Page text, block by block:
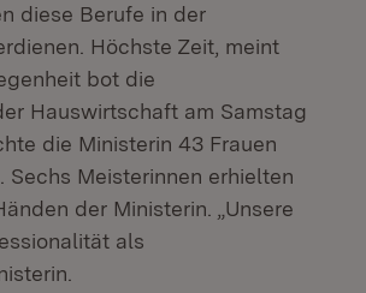
diese Berufe in der
Höchste Zeit, meint
bot die
Hauswirtschaft am Samstag
die Ministerin 43 Frauen
Meisterinnen erhielten
der Ministerin. „Unsere
als